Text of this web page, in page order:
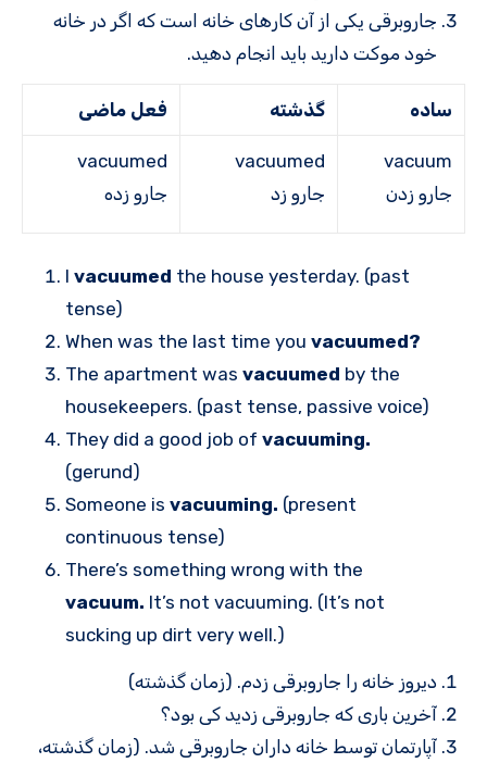
جاروبرقی یکی از آن کارهای خانه است که اگر در خانه
خود موکت دارید باید انجام دهید.
ساده گذشته فعل ماضی
vacuum
جارو زدن
vacuumed
جارو زد
vacuumed
جارو زده
I vacuumed the house yesterday. (past
tense)
When was the last time you vacuumed?
The apartment was vacuumed by the
housekeepers. (past tense, passive voice)
They did a good job of vacuuming.
(gerund)
Someone is vacuuming. (present
continuous tense)
There’s something wrong with the
vacuum. It’s not vacuuming. (It’s not
sucking up dirt very well.)
دیروز خانه را جاروبرقی زدم. (زمان گذشته)
آخرین باری که جاروبرقی زدید کی بود؟
آپارتمان توسط خانه داران جاروبرقی شد. (زمان گذشته،